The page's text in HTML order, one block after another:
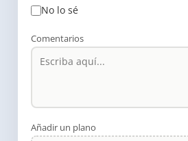
No lo sé
Comentarios
Añadir un plano